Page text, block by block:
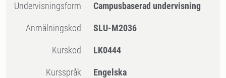
Undervisningsform Campusbaserad undervisning
Anmälningskod SLU-M2036
Kurskod LK0444
Kursspråk Engelska